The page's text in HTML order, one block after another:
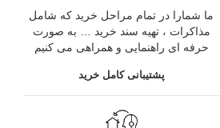
ما شمارا در تمام مراحل خرید که شامل
مذاکرات ، تهیه سند خرید … به صورت
حرفه ای راهنمایی و همراهی می کنیم
پشتیبانی کامل خرید